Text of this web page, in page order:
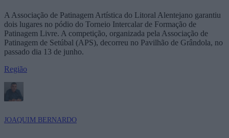
A Associação de Patinagem Artística do Litoral Alentejano garantiu
dois lugares no pódio do Torneio Intercalar de Formação de
Patinagem Livre. A competição, organizada pela Associação de
Patinagem de Setúbal (APS), decorreu no Pavilhão de Grândola, no
passado dia 13 de junho.
Região
JOAQUIM BERNARDO